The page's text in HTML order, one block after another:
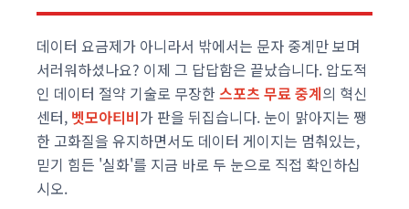
데이터 요금제가 아니라서 밖에서는 문자 중계만 보며
서러워하셨나요? 이제 그 답답함은 끝났습니다. 압도적
인 데이터 절약 기술로 무장한 스포츠 무료 중계의 혁신
센터, 벳모아티비가 판을 뒤집습니다. 눈이 맑아지는 쨍
한 고화질을 유지하면서도 데이터 게이지는 멈춰있는,
믿기 힘든 '실화'를 지금 바로 두 눈으로 직접 확인하십
시오.